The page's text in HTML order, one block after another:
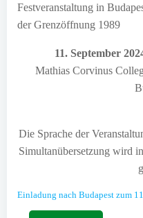
Festveranstaltung in
der Grenzöffnung 1989
11. September
Mathias Corvinus
Die Sprache der
Simultanübersetzung wird
Einladung nach Budapest zum